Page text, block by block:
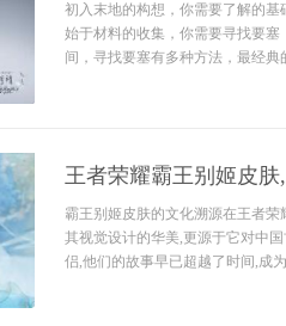
初入末地的构想，你需要了解的
始于材料的收集，你需要寻找要
间，寻找要塞有多种方法，最经典
王者荣耀霸王别姬皮
霸王别姬皮肤的文化溯源在王者
其视觉设计的华美,更源于它对中
侣,他们的故事早已超越了时间,成